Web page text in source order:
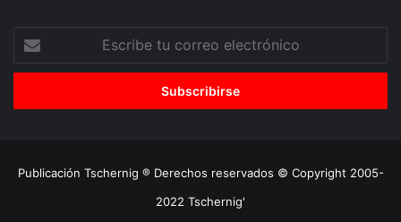
correo
Publicación Tschernig ® Derechos reservados © Copyright 2005-
2022 Tschernig'